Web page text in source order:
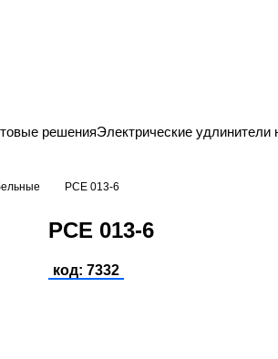
решенияЭлектрические удлинители
PCE 013-6
PCE 013-6
код: 7332